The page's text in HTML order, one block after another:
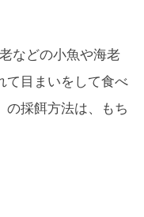
などの小魚や海老
て目まいをして食べ
の採餌方法は、もち